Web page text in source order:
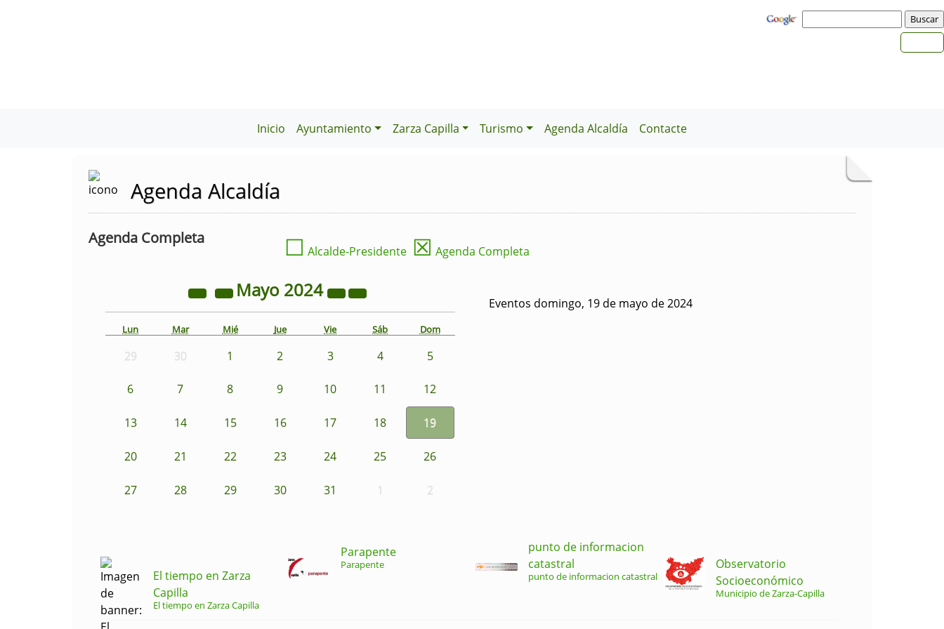
Inicio Ayuntamiento Zarza Capilla Turismo Agenda Alcaldía Contacte
Agenda Alcaldía
Agenda Completa ☐ Alcalde-Presidente ☒ Agenda Completa
Mayo 2024
Lun Mar Mié Jue Vie Sáb Dom
29 30 1 2 3 4 5
6 7 8 9 10 11 12
13 14 15 16 17 18 19
20 21 22 23 24 25 26
27 28 29 30 31 1 2
Eventos domingo, 19 de mayo de 2024
El tiempo en Zarza
Capilla
El tiempo en Zarza Capilla
Parapente
Parapente
punto de informacion
catastral
punto de informacion catastral
Observatorio
Socioeconómico
Municipio de Zarza-Capilla